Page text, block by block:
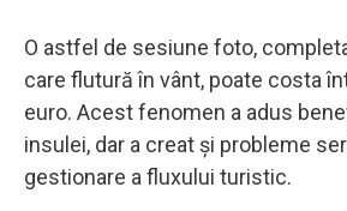
O astfel de sesiune foto,
care flutură în vânt, poate costa
euro. Acest fenomen a adus
insulei, dar a creat și probleme
gestionare a fluxului turistic.